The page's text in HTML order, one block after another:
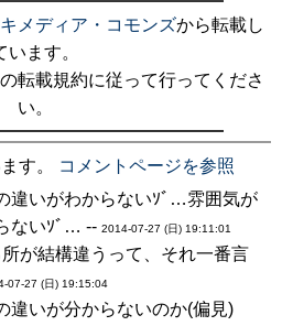
メディア・コモンズから転載し
います。
転載規約に従って行ってくださ
い。
す。
コメントページを参照
違いがわからないｿﾞ…雰囲気が
ないｿﾞ… -- 2014-07-27 (日) 19:11:01
が結構違うって、それ一番言
07-27 (日) 19:15:04
違いが分からないのか(偏見)